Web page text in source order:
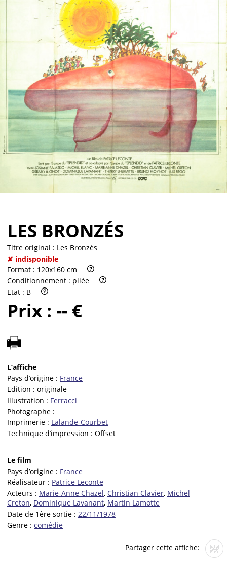
Vendre
LES BRONZÉS
Titre original : Les Bronzés
✘ indisponible
Format : 120x160 cm
Conditionnement : pliée
Etat : B
Prix : -- €
L’affiche
Pays d’origine : France
Edition : originale
Illustration : Ferracci
Photographe :
Imprimerie : Lalande-Courbet
Technique d’impression : Offset
Le film
Pays d’origine : France
Réalisateur : Patrice Leconte
Acteurs : Marie-Anne Chazel, Christian Clavier, Michel
Creton, Dominique Lavanant, Martin Lamotte
Date de 1ère sortie : 22/11/1978
Genre : comédie
Partager cette affiche: